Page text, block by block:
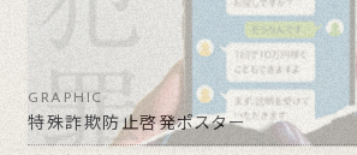
GRAPHIC
特殊詐欺防止啓発ポスター